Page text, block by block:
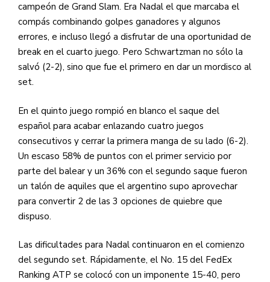
campeón de Grand Slam. Era Nadal el que marcaba el
compás combinando golpes ganadores y algunos
errores, e incluso llegó a disfrutar de una oportunidad de
break en el cuarto juego. Pero Schwartzman no sólo la
salvó (2-2), sino que fue el primero en dar un mordisco al
set.
En el quinto juego rompió en blanco el saque del
español para acabar enlazando cuatro juegos
consecutivos y cerrar la primera manga de su lado (6-2).
Un escaso 58% de puntos con el primer servicio por
parte del balear y un 36% con el segundo saque fueron
un talón de aquiles que el argentino supo aprovechar
para convertir 2 de las 3 opciones de quiebre que
dispuso.
Las dificultades para Nadal continuaron en el comienzo
del segundo set. Rápidamente, el No. 15 del FedEx
Ranking ATP se colocó con un imponente 15-40, pero